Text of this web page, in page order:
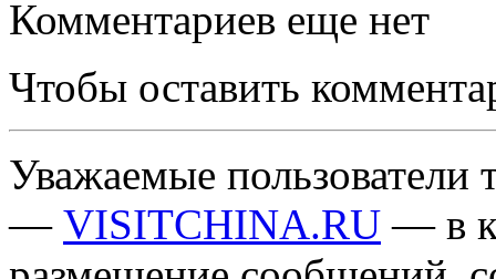
Комментариев еще нет
Чтобы оставить
Уважаемые пользователи
— VISITCHINA.RU — в